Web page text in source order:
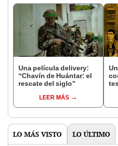
Una película delivery:
“Chavín de Huántar: el
rescate del siglo”
LEER MÁS
LO MÁS VISTO LO ÚLTIMO